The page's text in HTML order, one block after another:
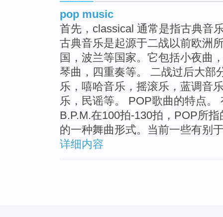
pop music
首先，classical 通常是指古典音
古典音乐是起源于二战以前欧洲
国，波兰等国家。它包括小夜曲
琴曲，四重奏等。 二战过后大部
乐，嘻哈音乐，摇滚乐，蓝调音
乐，民谣等。 POP歌曲的特点
B.P.M.在100拍-130拍，POP所
的一种舞曲形式。当前一些有别
详细内容